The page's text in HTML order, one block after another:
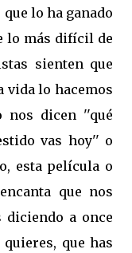
lo ha ganado
lo más difícil de
sienten que
vida lo hacemos
nos dicen ''qué
vas hoy'' o
esta película o
que nos
diciendo a once
que has